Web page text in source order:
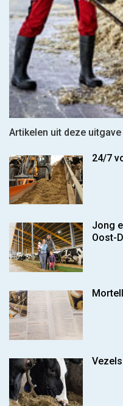
Artikelen uit deze uitgave
24/7
Jong
Oost-